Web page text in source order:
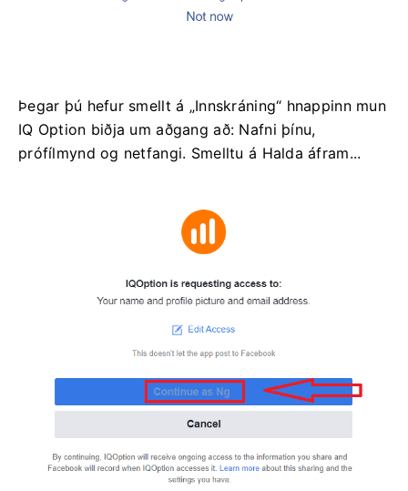
Þegar þú hefur smellt á „Innskráning“ hnappinn mun
IQ Option biðja um aðgang að: Nafni þínu,
prófílmynd og netfangi. Smelltu á Halda áfram...